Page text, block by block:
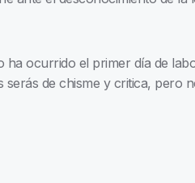
ha ocurrido el primer día de
de chisme y critica, pero